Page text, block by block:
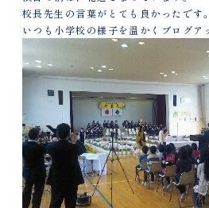
校長先生の言葉がとても良かったです。
いつも小学校の様子を温かくブログア